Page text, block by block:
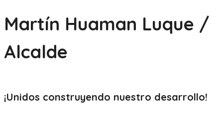
Martín Huaman Luque /
Alcalde
¡Unidos construyendo nuestro desarrollo!